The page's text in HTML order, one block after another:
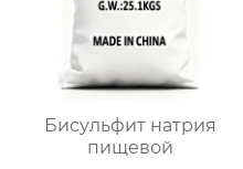
Бисульфит натрия
пищевой